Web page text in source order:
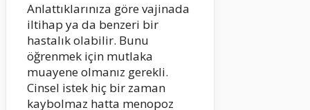
Anlattıklarınıza göre vajinada
iltihap ya da benzeri bir
hastalık olabilir. Bunu
öğrenmek için mutlaka
muayene olmanız gerekli.
Cinsel istek hiç bir zaman
kaybolmaz hatta menopoz